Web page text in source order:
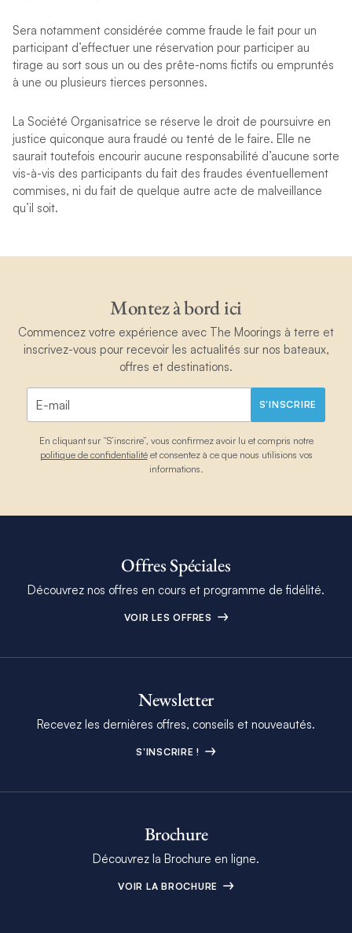
Sera notamment considérée comme fraude le fait pour un
participant d’effectuer une réservation pour participer au
tirage au sort sous un ou des prête-noms fictifs ou empruntés
à une ou plusieurs tierces personnes.
La Société Organisatrice se réserve le droit de poursuivre en
justice quiconque aura fraudé ou tenté de le faire. Elle ne
saurait toutefois encourir aucune responsabilité d’aucune sorte
vis-à-vis des participants du fait des fraudes éventuellement
commises, ni du fait de quelque autre acte de malveillance
qu’il soit.
Montez à bord ici
Commencez votre expérience avec The Moorings à terre et
inscrivez-vous pour recevoir les actualités sur nos bateaux,
offres et destinations.
S'INSCRIRE
En cliquant sur “S’inscrire”, vous confirmez avoir lu et compris notre
politique de confidentialitéet consentez à ce que nous utilisions vos
informations.
Offres Spéciales
Découvrez nos offres en cours et programme de fidélité.
VOIR LES OFFRES
Newsletter
Recevez les dernières offres, conseils et nouveautés.
S'INSCRIRE !
Brochure
Découvrez la Brochure en ligne.
VOIR LA BROCHURE